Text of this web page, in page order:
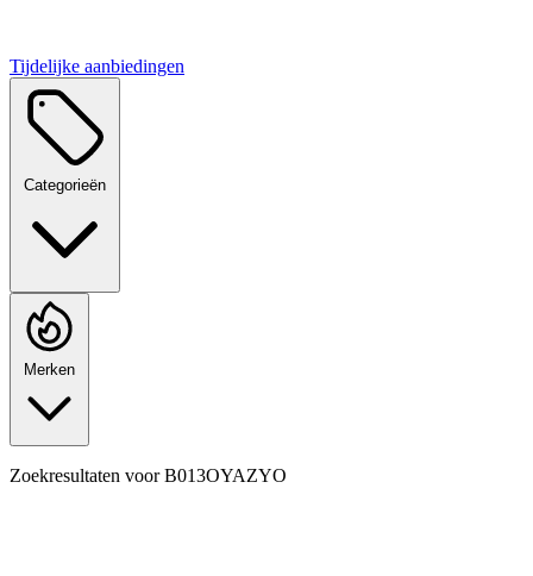
Tijdelijke aanbiedingen
Categorieën
Merken
Zoekresultaten voorB013OYAZYO